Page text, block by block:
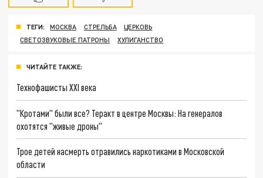
ТЕГИ: МОСКВА СТРЕЛЬБА
ЦЕРКОВЬ
СВЕТОЗВУКОВЫЕ ПАТРОНЫ
ХУЛИГАНСТВО
ЧИТАЙТЕ ТАКЖЕ:
Технофашисты XXI века
"Кротами" были все? Теракт в центре Москвы: На генералов
охотятся "живые дроны"
Трое детей насмерть отравились наркотиками в Московской
области